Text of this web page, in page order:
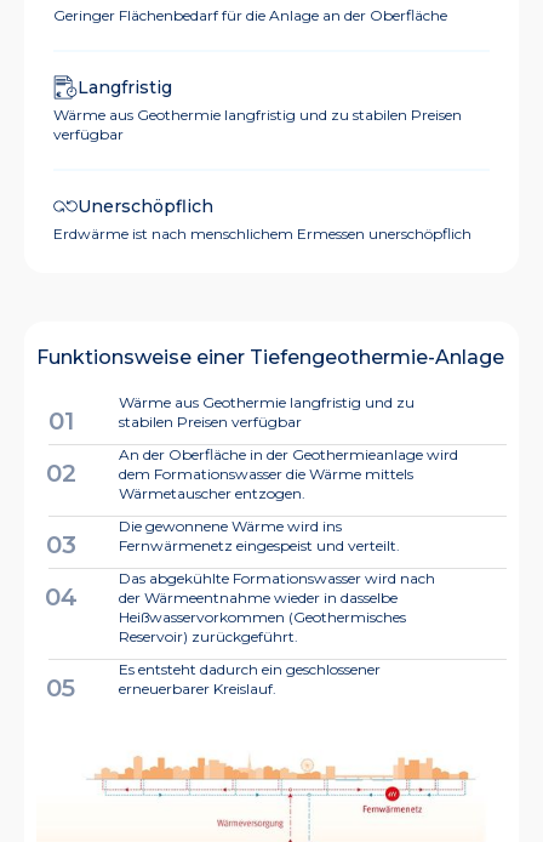
Geringer Flächenbedarf für die Anlage an der Oberfläche
Langfristig
Wärme aus Geothermie langfristig und zu stabilen Preisen
verfügbar
Unerschöpflich
Erdwärme ist nach menschlichem Ermessen unerschöpflich
Funktionsweise einer Tiefengeothermie-Anlage
01
Wärme aus Geothermie langfristig und zu
stabilen Preisen verfügbar
02
An der Oberfläche in der Geothermieanlage wird
dem Formationswasser die Wärme mittels
Wärmetauscher entzogen.
03
Die gewonnene Wärme wird ins
Fernwärmenetz eingespeist und verteilt.
04
Das abgekühlte Formationswasser wird nach
der Wärmeentnahme wieder in dasselbe
Heißwasservorkommen (Geothermisches
Reservoir) zurückgeführt.
05
Es entsteht dadurch ein geschlossener
erneuerbarer Kreislauf.